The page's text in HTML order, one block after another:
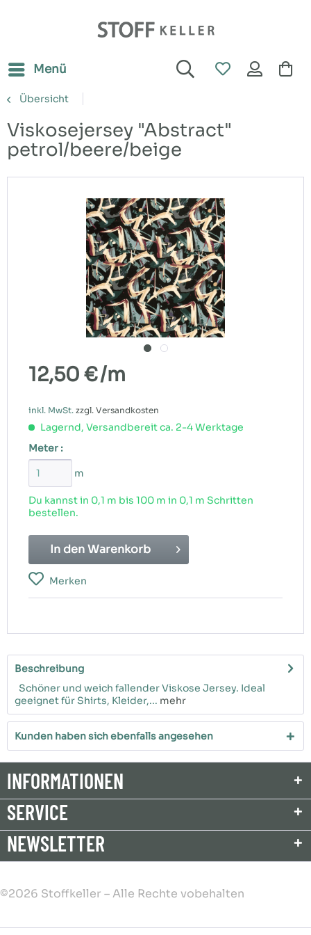
Menü
Übersicht
Viskosejersey "Abstract"
petrol/beere/beige
12,50 €/m
inkl. MwSt. zzgl. Versandkosten
Lagernd, Versandbereit ca. 2-4 Werktage
Meter :
m
Du kannst in 0,1 m bis 100 m in 0,1 m Schritten
bestellen.
In den Warenkorb
Merken
Beschreibung
Schöner und weich fallender Viskose Jersey. Ideal
geeignet für Shirts, Kleider,... mehr
Kunden haben sich ebenfalls angesehen
INFORMATIONEN
SERVICE
NEWSLETTER
©2026 Stoffkeller – Alle Rechte vobehalten